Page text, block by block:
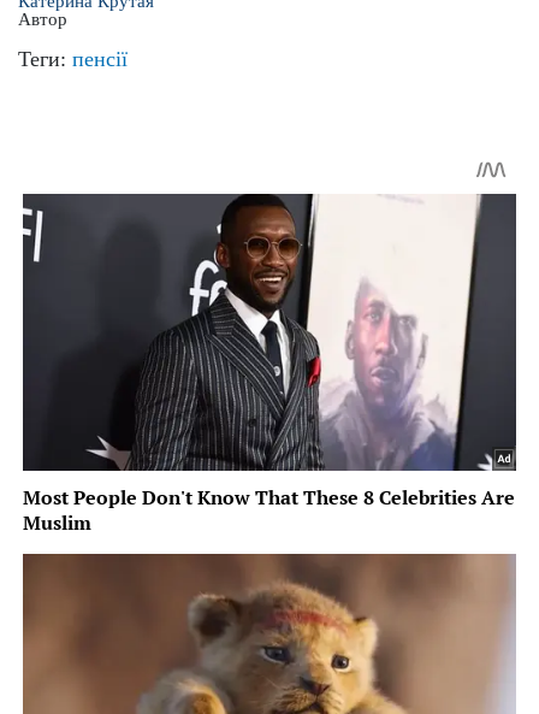
Автор
Теги: пенсії